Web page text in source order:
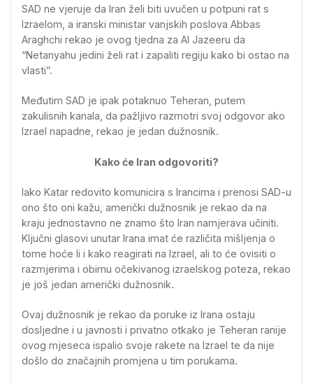
SAD ne vjeruje da Iran želi biti uvučen u potpuni rat s
Izraelom, a iranski ministar vanjskih poslova Abbas
Araghchi rekao je ovog tjedna za Al Jazeeru da
“Netanyahu jedini želi rat i zapaliti regiju kako bi ostao na
vlasti”.
Međutim SAD je ipak potaknuo Teheran, putem
zakulisnih kanala, da pažljivo razmotri svoj odgovor ako
Izrael napadne, rekao je jedan dužnosnik.
Kako će Iran odgovoriti?
Iako Katar redovito komunicira s Irancima i prenosi SAD-u
ono što oni kažu, američki dužnosnik je rekao da na
kraju jednostavno ne znamo što Iran namjerava učiniti.
Ključni glasovi unutar Irana imat će različita mišljenja o
tome hoće li i kako reagirati na Izrael, ali to će ovisiti o
razmjerima i obimu očekivanog izraelskog poteza, rekao
je još jedan američki dužnosnik.
Ovaj dužnosnik je rekao da poruke iz Irana ostaju
dosljedne i u javnosti i privatno otkako je Teheran ranije
ovog mjeseca ispalio svoje rakete na Izrael te da nije
došlo do značajnih promjena u tim porukama.